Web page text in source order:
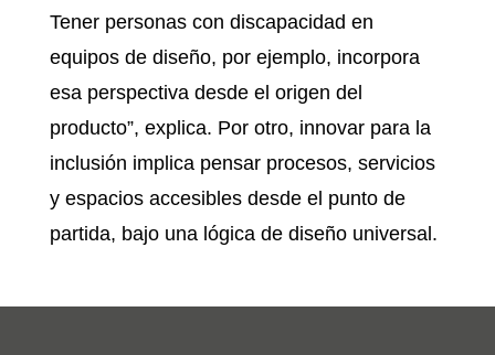
Tener personas con discapacidad en
equipos de diseño, por ejemplo, incorpora
esa perspectiva desde el origen del
producto”, explica. Por otro, innovar para la
inclusión implica pensar procesos, servicios
y espacios accesibles desde el punto de
partida, bajo una lógica de diseño universal.